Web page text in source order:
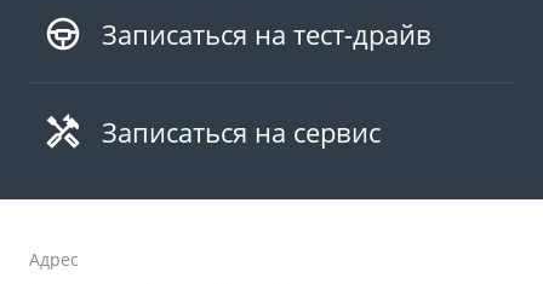
Записаться на тест-драйв
Записаться на сервис
Адрес